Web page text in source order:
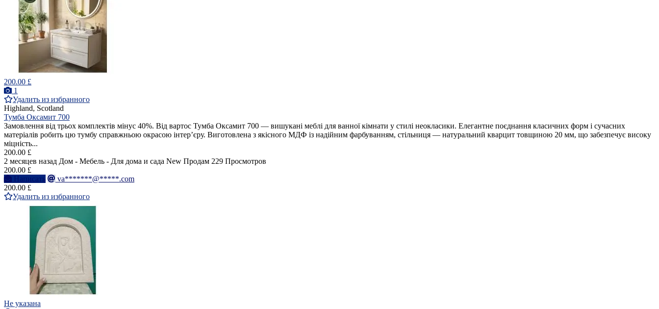
200.00 £
1
Удалить из избранного
Highland, Scotland
Тумба Оксамит 700
Замовлення від трьох комплектів мінус 40%. Від вартос Тумба Оксамит 700 — вишукані меблі для ванної кімнати у стилі неокласики. Елегантне поєднання класичних форм і сучасних
матеріалів робить цю тумбу справжньою окрасою інтер’єру. Виготовлена з якісного МДФ із надійним фарбуванням, стільниця — натуральний кварцит товщиною 20 мм, що забезпечує високу
міцність...
200.00 £
2 месяцев назад Дом - Мебель - Для дома и сада New Продам 229 Просмотров
200.00 £
Написать
va*******@*****.com
200.00 £
Удалить из избранного
Не указана